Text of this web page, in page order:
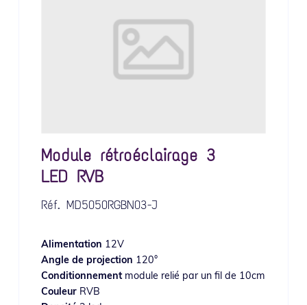
Module rétroéclairage 3
LED RVB
Réf. MD5050RGBN03-J
Alimentation 12V
Angle de projection 120°
Conditionnementmodule relié par un fil de 10cm
CouleurRVB